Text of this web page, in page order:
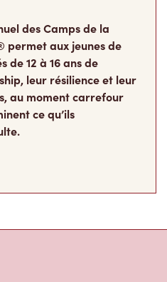
aux jeunes de
de 12 à 16 ans de
leur résilience et leur
au moment carrefour
ce qu’ils